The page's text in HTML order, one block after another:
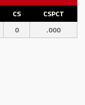
CS
CSPCT
0 .000